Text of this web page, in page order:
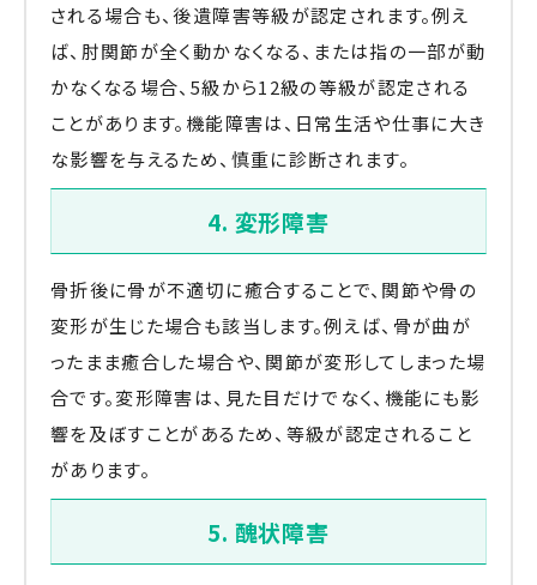
される場合も、後遺障害等級が認定されます。例え
ば、肘関節が全く動かなくなる、または指の一部が動
かなくなる場合、5級から12級の等級が認定される
ことがあります。機能障害は、日常生活や仕事に大き
な影響を与えるため、慎重に診断されます。
4. 変形障害
骨折後に骨が不適切に癒合することで、関節や骨の
変形が生じた場合も該当します。例えば、骨が曲が
ったまま癒合した場合や、関節が変形してしまった場
合です。変形障害は、見た目だけでなく、機能にも影
響を及ぼすことがあるため、等級が認定されること
があります。
5. 醜状障害